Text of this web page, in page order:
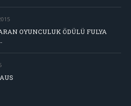
OYUNCULUK ÖDÜLÜ FULYA